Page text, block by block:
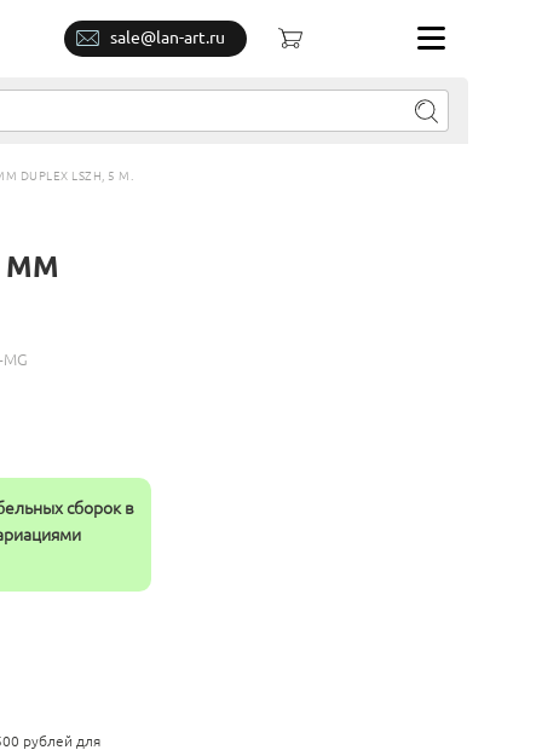
sale@lan-art.ru
DUPLEX LSZH, 5 М.
сборок в
рублей для